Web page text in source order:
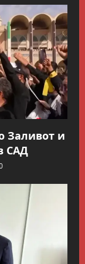
Заливот и
САД